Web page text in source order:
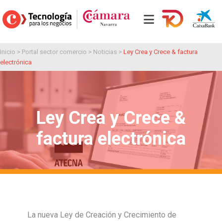
Inicio > Portal sector comercio > Noticias > Ley Crea y Crece & factura
electrónica
Ley Crea y Crece &
factura electrónica
La nueva Ley de Creación y Crecimiento de